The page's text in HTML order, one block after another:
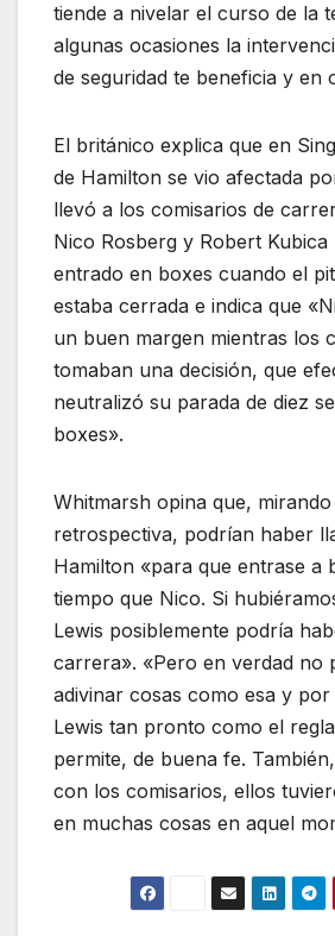
tiende a nivelar el curso de la
algunas ocasiones la
de seguridad te beneficia y en
El británico explica que en
de Hamilton se vio afectada
llevó a los comisarios de
Nico Rosberg y Robert
entrado en boxes cuando el
estaba cerrada e indica que
un buen margen mientras los
tomaban una decisión, que
neutralizó su parada de diez
boxes».
Whitmarsh opina que,
retrospectiva, podrían haber
Hamilton «para que entrase a
tiempo que Nico. Si
Lewis posiblemente podría
carrera». «Pero en verdad no
adivinar cosas como esa y
Lewis tan pronto como el
permite, de buena fe.
con los comisarios, ellos
en muchas cosas en aquel